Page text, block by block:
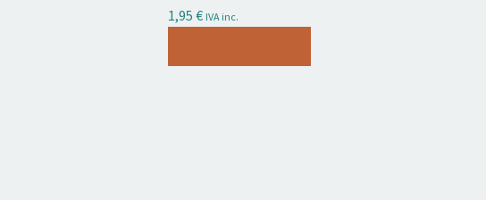
1,95€ IVA inc.